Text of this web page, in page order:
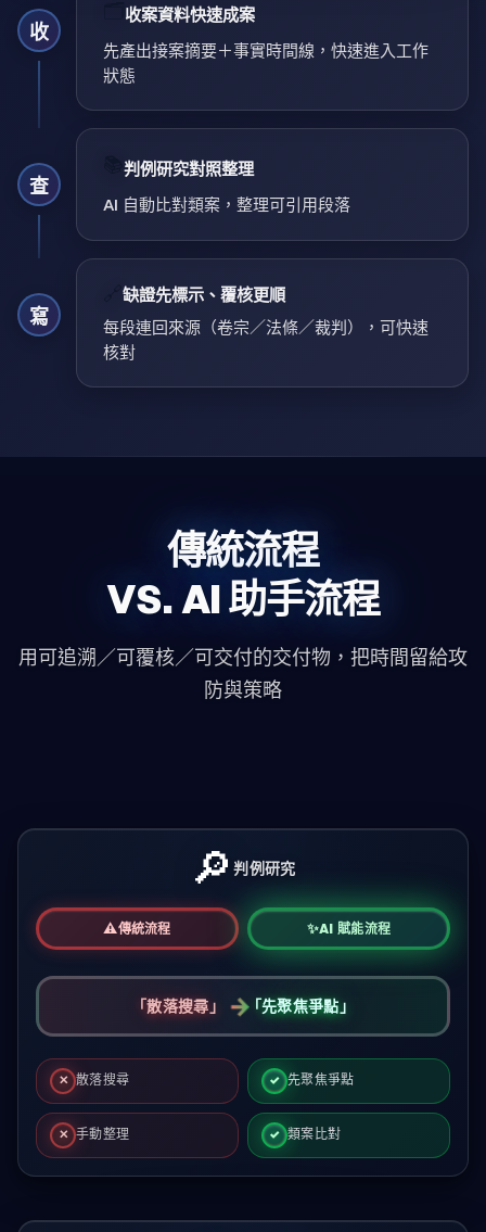
收
收案資料快速成案
先產出接案摘要＋事實時間線，快速進入工作
狀態
查
判例研究對照整理
AI 自動比對類案，整理可引用段落
寫
缺證先標示、覆核更順
每段連回來源（卷宗／法條／裁判），可快速
核對
傳統流程
VS.AI 助手流程
用可追溯／可覆核／可交付的交付物，把時間留給攻
防與策略
🔎判例研究
⚠️傳統流程 ✨AI 賦能流程
「散落搜尋 」 →「先聚焦爭點」
✕ 散落搜尋 ✓ 先聚焦爭點
✕ 手動整理 ✓ 類案比對
傳統：散落搜尋、手動整理，難快速聚焦爭點。AI：先聚